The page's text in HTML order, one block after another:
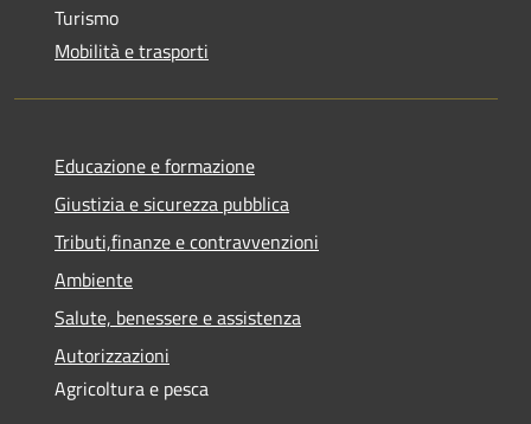
Turismo
Mobilità e trasporti
Educazione e formazione
Giustizia e sicurezza pubblica
Tributi,finanze e contravvenzioni
Ambiente
Salute, benessere e assistenza
Autorizzazioni
Agricoltura e pesca